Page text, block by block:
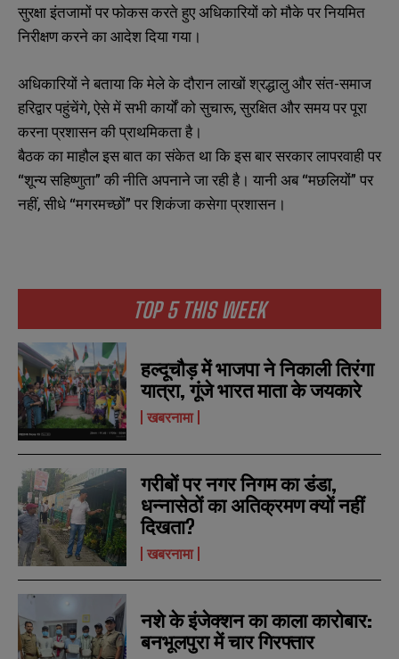
N
a
m
*m
a
N
a
m
*m
a
TOP 5 THIS WEEK
हल्दूचौड़ में भाजपा ने निकाली तिरंगा
यात्रा, गूंजे भारत माता के जयकारे
खबरनामा
गरीबों पर नगर निगम का डंडा,
धन्नासेठों का अतिक्रमण क्यों नहीं
दिखता?
खबरनामा
नशे के इंजेक्शन का काला कारोबार:
बनभूलपुरा में चार गिरफ्तार
सुरक्षा इंतजामों पर फोकस करते हुए अधिकारियों को मौके पर नियमित
निरीक्षण करने का आदेश दिया गया।
अधिकारियों ने बताया कि मेले के दौरान लाखों श्रद्धालु और संत-समाज
हरिद्वार पहुंचेंगे, ऐसे में सभी कार्यों को सुचारू, सुरक्षित और समय पर पूरा
करना प्रशासन की प्राथमिकता है।
बैठक का माहौल इस बात का संकेत था कि इस बार सरकार लापरवाही पर
“शून्य सहिष्णुता” की नीति अपनाने जा रही है। यानी अब “मछलियों” पर
नहीं, सीधे “मगरमच्छों” पर शिकंजा कसेगा प्रशासन।